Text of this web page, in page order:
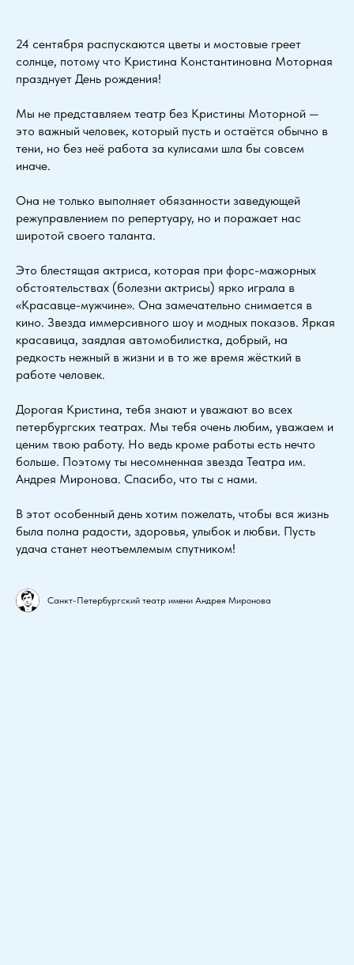
24 сентября распускаются цветы и мостовые греет
солнце, потому что Кристина Константиновна Моторная
празднует День рождения!
Мы не представляем театр без Кристины Моторной —
это важный человек, который пусть и остаётся обычно в
тени, но без неё работа за кулисами шла бы совсем
иначе.
Она не только выполняет обязанности заведующей
режуправлением по репертуару, но и поражает нас
широтой своего таланта.
Это блестящая актриса, которая при форс-мажорных
обстоятельствах (болезни актрисы) ярко играла в
«Красавце-мужчине». Она замечательно снимается в
кино. Звезда иммерсивного шоу и модных показов. Яркая
красавица, заядлая автомобилистка, добрый, на
редкость нежный в жизни и в то же время жёсткий в
работе человек.
Дорогая Кристина, тебя знают и уважают во всех
петербургских театрах. Мы тебя очень любим, уважаем и
ценим твою работу. Но ведь кроме работы есть нечто
больше. Поэтому ты несомненная звезда Театра им.
Андрея Миронова. Спасибо, что ты с нами.
В этот особенный день хотим пожелать, чтобы вся жизнь
была полна радости, здоровья, улыбок и любви. Пусть
удача станет неотъемлемым спутником!
Санкт-Петербургский театр имени Андрея Миронова